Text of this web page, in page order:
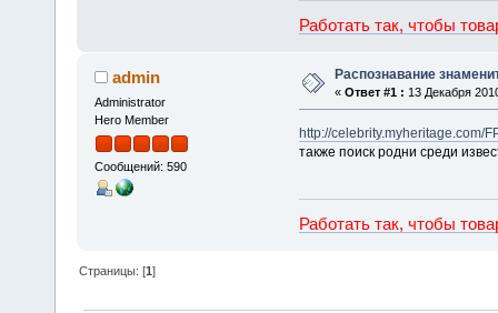
Работать так, чтобы
admin
Administrator
Hero Member
Сообщений: 590
Распознавание
« Ответ #1 : 13 Декабря
http://celebrity.myheritage.com/
также поиск родни среди
Работать так, чтобы
Страницы: [1]